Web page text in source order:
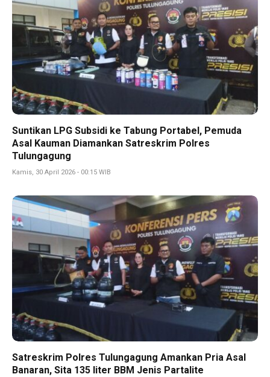
Suntikan LPG Subsidi ke Tabung Portabel, Pemuda
Asal Kauman Diamankan Satreskrim Polres
Tulungagung
Kamis, 30 April 2026 - 00:15 WIB
Satreskrim Polres Tulungagung Amankan Pria Asal
Banaran, Sita 135 liter BBM Jenis Partalite